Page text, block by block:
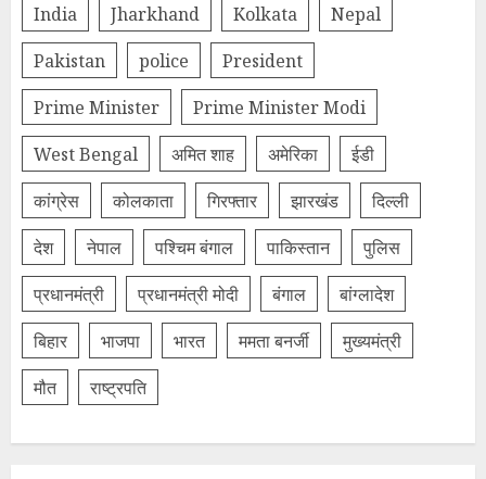
India
Jharkhand Kolkata
Nepal
Pakistan
police
President
Prime Minister
Prime Minister Modi
West Bengal
अमित शाह अमेरिका
ईडी
कांग्रेस
कोलकाता गिरफ्तार झारखंड
दिल्‍ली
देश
नेपाल पश्चिम बंगाल पाकिस्तान
पुलिस
प्रधानमंत्री
प्रधानमंत्री मोदी बंगाल
बांग्लादेश
बिहार
भाजपा भारत ममता बनर्जी
मुख्यमंत्री
मौत
राष्ट्रपति